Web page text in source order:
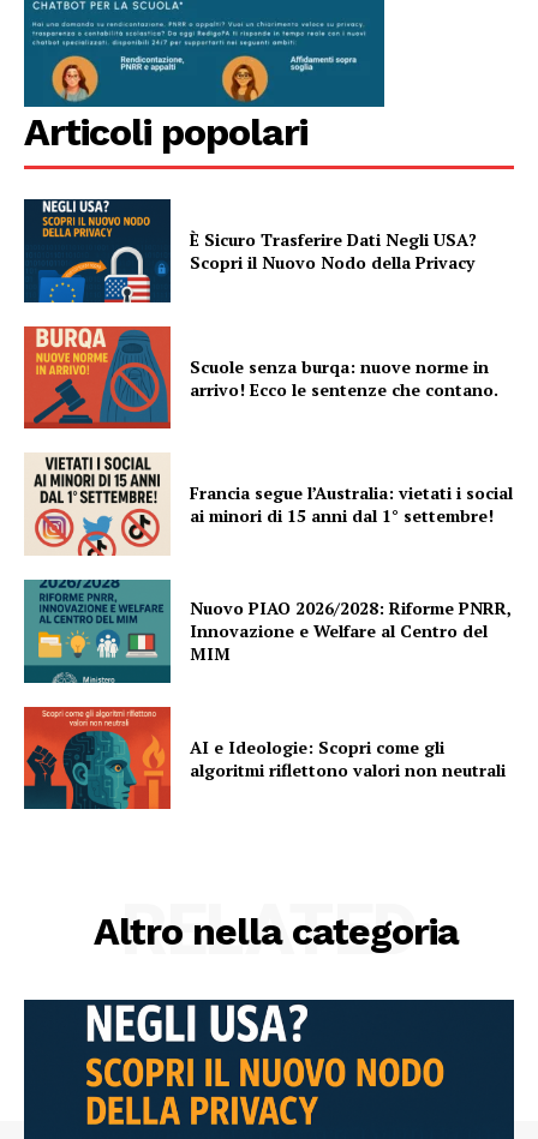
Articoli popolari
È Sicuro Trasferire Dati Negli USA?
Scopri il Nuovo Nodo della Privacy
Scuole senza burqa: nuove norme in
arrivo! Ecco le sentenze che contano.
Francia segue l’Australia: vietati i social
ai minori di 15 anni dal 1° settembre!
Nuovo PIAO 2026/2028: Riforme PNRR,
Innovazione e Welfare al Centro del
MIM
AI e Ideologie: Scopri come gli
algoritmi riflettono valori non neutrali
Altro nella categoria
RELATED